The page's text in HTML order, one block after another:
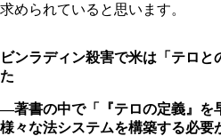
求められていると思います。
ビンラディン殺害で米は「テロと
た
―著書の中で「『テロの定義』を
様々な法システムを構築する必要